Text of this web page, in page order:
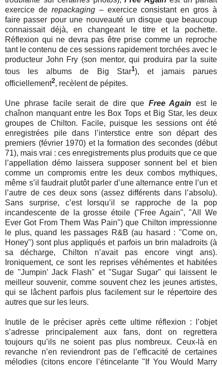
exercice de repackaging– exercice consistant en gros à
faire passer pour une nouveauté un disque que beaucoup
connaissait déjà, en changeant le titre et la pochette.
Réflexion qui ne devra pas être prise comme un reproche
tant le contenu de ces sessions rapidement torchées avec le
producteur John Fry (son mentor, qui produira par la suite
tous les albums de Big Star1), et jamais parues
officiellement2, recèlent de pépites.
Une phrase facile serait de dire que Free Again est le
chaînon manquant entre les Box Tops et Big Star, les deux
groupes de Chilton. Facile, puisque les sessions ont été
enregistrées pile dans l’interstice entre son départ des
premiers (février 1970) et la formation des secondes (début
71), mais vrai : ces enregistrements plus produits que ce que
l’appellation démo laissera supposer sonnent bel et bien
comme un compromis entre les deux combos mythiques,
même s’il faudrait plutôt parler d’une alternance entre l’un et
l’autre de ces deux sons (assez différents dans l’absolu).
Sans surprise, c’est lorsqu’il se rapproche de la pop
incandescente de la grosse étoile ("Free Again", "All We
Ever Got From Them Was Pain") que Chilton impressionne
le plus, quand les passages R&B (au hasard : "Come on,
Honey") sont plus appliqués et parfois un brin maladroits (à
sa décharge, Chilton n’avait pas encore vingt ans).
Ironiquement, ce sont les reprises véhémentes et habitées
de "Jumpin’ Jack Flash" et "Sugar Sugar" qui laissent le
meilleur souvenir, comme souvent chez les jeunes artistes,
qui se lâchent parfois plus facilement sur le répertoire des
autres que sur les leurs.
Inutile de le préciser après cette ultime réflexion : l’objet
s’adresse principalement aux fans, dont on regrettera
toujours qu’ils ne soient pas plus nombreux. Ceux-là en
revanche n’en reviendront pas de l’efficacité de certaines
mélodies (citons encore l’étincelante "If You Would Marry